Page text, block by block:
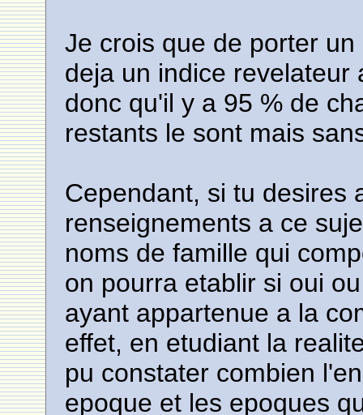
Je crois que de porter
deja un indice revelateur
donc qu'il y a 95 % de
restants le sont mais
Cependant, si tu desires
renseignements a ce
noms de famille qui
on pourra etablir si oui
ayant appartenue a la
effet, en etudiant la
pu constater combien
epoque et les epoques